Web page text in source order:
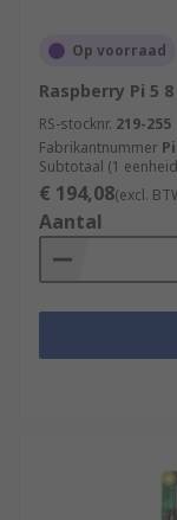
Op voorraad
Raspberry Pi 5 8
RS-stocknr. 219-255
Fabrikantnummer
Subtotaal (1
€ 194,08(excl.
Aantal